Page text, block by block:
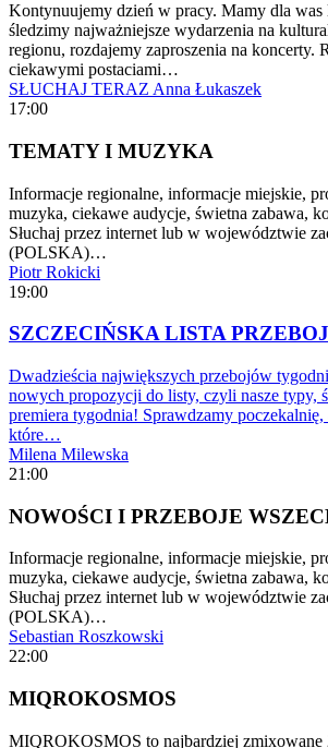
Kontynuujemy dzień w pracy. Mamy dla was
śledzimy najważniejsze wydarzenia na
regionu, rozdajemy zaproszenia na koncerty.
ciekawymi postaciami…
SŁUCHAJ TERAZ Anna Łukaszek
17:00
TEMATY I MUZYKA
Informacje regionalne, informacje miejskie,
muzyka, ciekawe audycje, świetna zabawa,
Słuchaj przez internet lub w województwie
(POLSKA)…
Piotr Rokicki
19:00
SZCZECIŃSKA LISTA
Dwadzieścia największych przebojów
nowych propozycji do listy, czyli nasze typy,
premiera tygodnia! Sprawdzamy
które…
Milena Milewska
21:00
NOWOŚCI I PRZEBOJE
Informacje regionalne, informacje miejskie,
muzyka, ciekawe audycje, świetna zabawa,
Słuchaj przez internet lub w województwie
(POLSKA)…
Sebastian Roszkowski
22:00
MIQROKOSMOS
MIQROKOSMOS to najbardziej